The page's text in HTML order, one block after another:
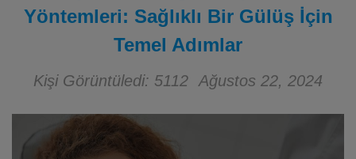
Yöntemleri: Sağlıklı Bir Gülüş İçin
Temel Adımlar
Kişi Görüntüledi: 5112 Ağustos 22, 2024